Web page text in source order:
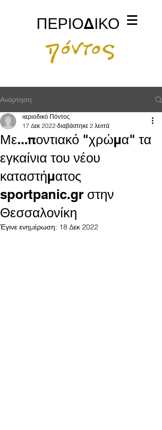
πόντος
ΠΕΡΙΟΔΙΚΟ
Ανάρτηση
Με...ποντιακό "χρώμα" τα
εγκαίνια του νέου
καταστήματος
sportpanic.gr στην
Θεσσαλονίκη
περιοδικό Πόντος
17 Δεκ 2022 διαβάστηκε 2 λεπτά
Έγινε ενημέρωση: 18 Δεκ 2022